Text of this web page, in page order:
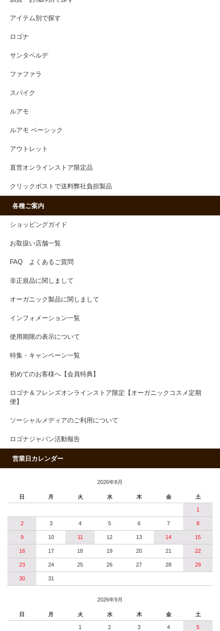
アイテム別で探す
ロゴナ
サンタベルデ
ファファラ
スパイク
ルアモ
ルアモ ベーシック
アウトレット
直営オンラインストア限定品
クリックポストで送料弊社負担製品
各種ご案内
ショッピングガイド
お取扱い店舗一覧
FAQ よくあるご質問
非正規品に関しまして
オーガニック製品に関しまして
インフォメーション一覧
使用期限の表示について
特集・キャンペーン一覧
初めてのお客様へ【会員特典】
ロゴナ＆フレンズオンラインストア限定【オーガニックコスメ定期
便】
ソーシャルメディアのご利用について
ロゴナジャパン活動報告
営業日カレンダー
2026年8月
日 月 火 水 木 金 土
1
2 3 4 5 6 7 8
9 10 11 12 13 14 15
16 17 18 19 20 21 22
23 24 25 26 27 28 29
30 31
2026年9月
日 月 火 水 木 金 土
1 2 3 4 5